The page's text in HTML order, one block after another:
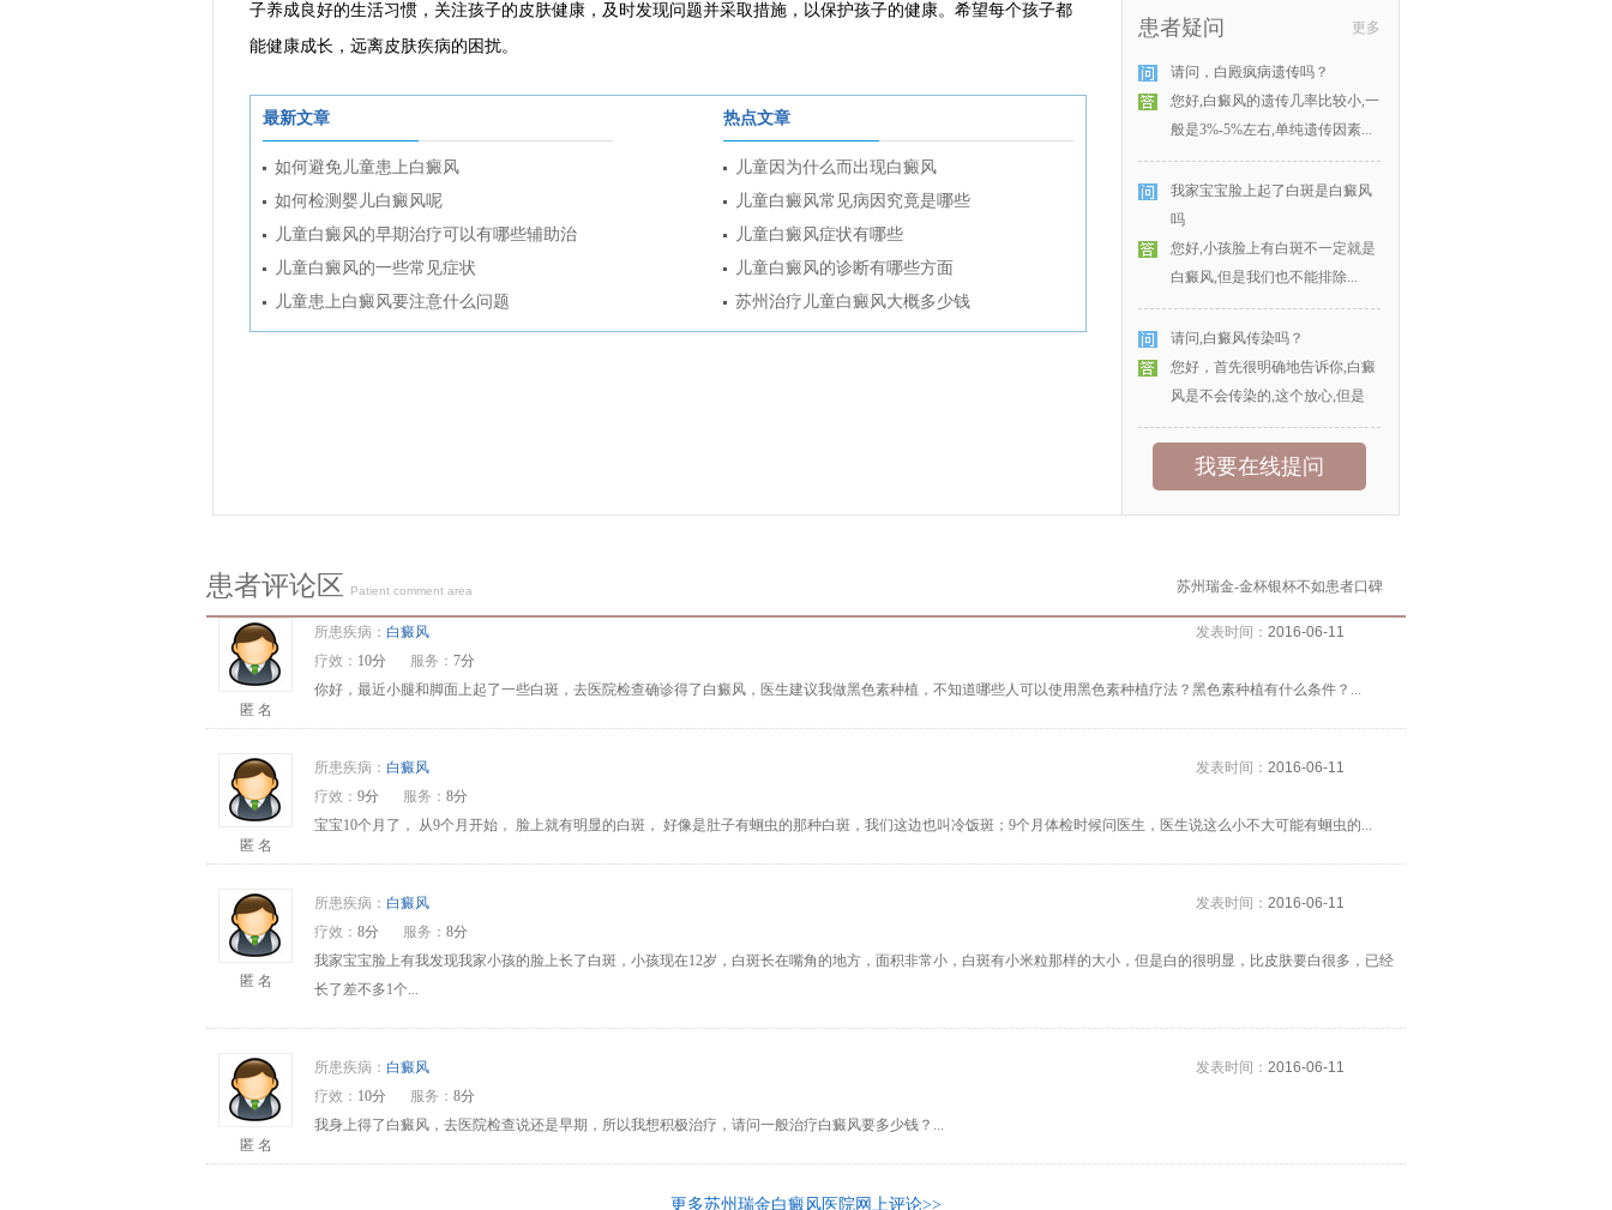
子养成良好的生活习惯，关注孩子的皮肤健康，及时发现问题并采取措施，以保护孩子的健康。希望每个孩子都
能健康成长，远离皮肤疾病的困扰。
最新文章
如何避免儿童患上白癜风
如何检测婴儿白癜风呢
儿童白癜风的早期治疗可以有哪些辅助治
儿童白癜风的一些常见症状
儿童患上白癜风要注意什么问题
热点文章
儿童因为什么而出现白癜风
儿童白癜风常见病因究竟是哪些
儿童白癜风症状有哪些
儿童白癜风的诊断有哪些方面
苏州治疗儿童白癜风大概多少钱
患者疑问 更多
请问，白殿疯病遗传吗？
您好,白癜风的遗传几率比较小,一
般是3%-5%左右,单纯遗传因素...
我家宝宝脸上起了白斑是白癜风
吗
您好,小孩脸上有白斑不一定就是
白癜风,但是我们也不能排除...
请问,白癜风传染吗？
您好，首先很明确地告诉你,白癜
风是不会传染的,这个放心,但是
我要在线提问
患者评论区 Patient comment area 苏州瑞金-金杯银杯不如患者口碑
匿 名
所患疾病： 白癜风 发表时间： 2016-06-11
疗效： 10分 服务： 7分
你好，最近小腿和脚面上起了一些白斑，去医院检查确诊得了白癜风，医生建议我做黑色素种植，不知道哪些人可以使用黑色素种植疗法？黑色素种植有什么条件？...
匿 名
所患疾病： 白癜风 发表时间： 2016-06-11
疗效： 9分 服务： 8分
宝宝10个月了， 从9个月开始， 脸上就有明显的白斑， 好像是肚子有蛔虫的那种白斑，我们这边也叫冷饭斑；9个月体检时候问医生，医生说这么小不大可能有蛔虫的...
匿 名
所患疾病： 白癜风 发表时间： 2016-06-11
疗效： 8分 服务： 8分
我家宝宝脸上有我发现我家小孩的脸上长了白斑，小孩现在12岁，白斑长在嘴角的地方，面积非常小，白斑有小米粒那样的大小，但是白的很明显，比皮肤要白很多，已经
长了差不多1个...
匿 名
所患疾病： 白癜风 发表时间： 2016-06-11
疗效： 10分 服务： 8分
我身上得了白癜风，去医院检查说还是早期，所以我想积极治疗，请问一般治疗白癜风要多少钱？...
更多苏州瑞金白癜风医院网上评论>>